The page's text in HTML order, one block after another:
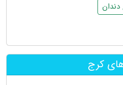
کرج